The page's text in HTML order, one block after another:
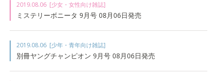
2019.08.06 [少女・女性向け雑誌]
ミステリーボニータ 9月号 08月06日発売
2019.08.06 [少年・青年向け雑誌]
別冊ヤングチャンピオン 9月号 08月06日発売